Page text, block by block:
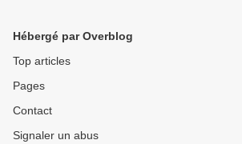
Hébergé par Overblog
Top articles
Pages
Contact
Signaler un abus